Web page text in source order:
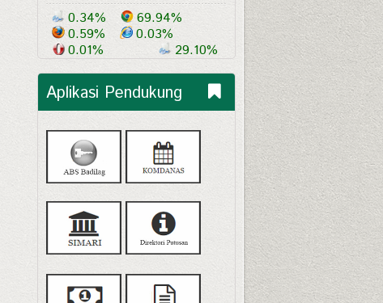
0.34%
69.94%
0.59%
0.03%
0.01%
29.10%
Aplikasi Pendukung